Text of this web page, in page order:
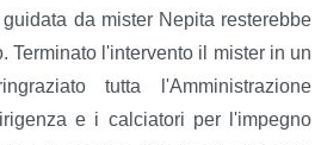
da mister Nepita resterebbe
Terminato l'intervento il mister in un
tutta l'Amministrazione
e i calciatori per l'impegno